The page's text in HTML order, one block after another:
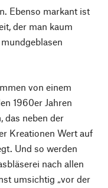
Ebenso markant ist
der man kaum
von einem
1960er Jahren
das neben der
Kreationen Wert auf
Und so werden
nach allen
umsichtig „vor der